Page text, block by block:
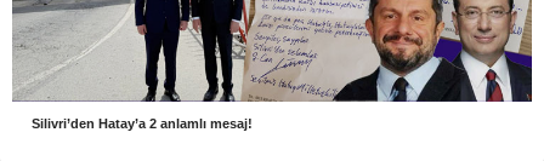
Silivri’den Hatay’a 2 anlamlı mesaj!